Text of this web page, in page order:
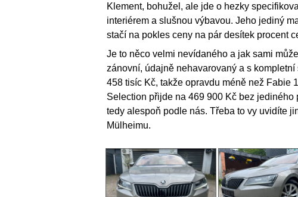
Klement, bohužel, ale jde o hezky
interiérem a slušnou výbavou. Jeho jediný
stačí na pokles ceny na pár desítek procent
Je to něco velmi nevídaného a jak sami
zánovní, údajně nehavarovaný a s
458 tisíc Kč, takže opravdu méně než Fabie
Selection přijde na 469 900 Kč bez
tedy alespoň podle nás. Třeba to vy uvidíte
Mülheimu.